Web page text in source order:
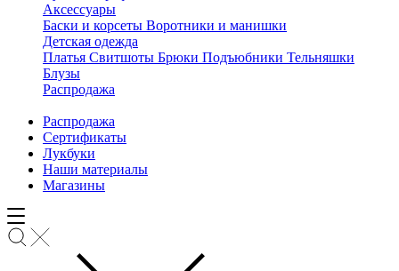
Аксессуары
Баски и корсеты Воротники и манишки
Детская одежда
Платья Свитшоты Брюки Подъюбники Тельняшки
Блузы
Распродажа
Распродажа
Сертификаты
Лукбуки
Наши материалы
Магазины